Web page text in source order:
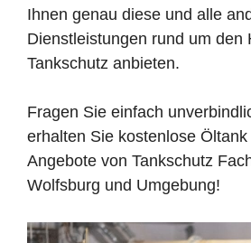
Ihnen genau diese und alle
Dienstleistungen rund um den
Tankschutz anbieten.
Fragen Sie einfach
erhalten Sie kostenlose
Angebote von Tankschutz
Wolfsburg und Umgebung!